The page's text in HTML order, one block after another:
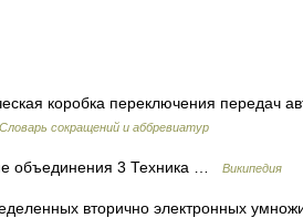
коробка переключения передач
Словарь сокращений и аббревиатур
объединения 3 Техника … Википедия
вторично электронных